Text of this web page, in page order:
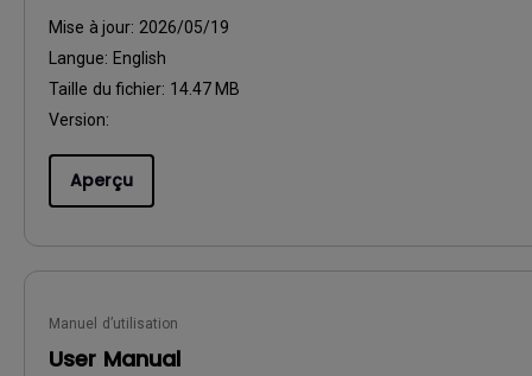
Mise à jour: 2026/05/19
Langue: English
Taille du fichier: 14.47 MB
Version:
Aperçu
Manuel d’utilisation
User Manual